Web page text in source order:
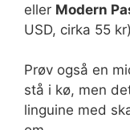
eller Modern
USD, cirka 55
Prøv også en
stå i kø, men
linguine med